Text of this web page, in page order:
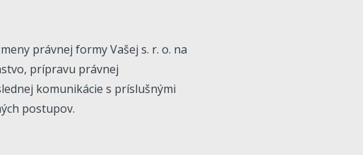
právnej formy Vašej s. r. o. na
prípravu právnej
komunikácie s príslušnými
postupov.